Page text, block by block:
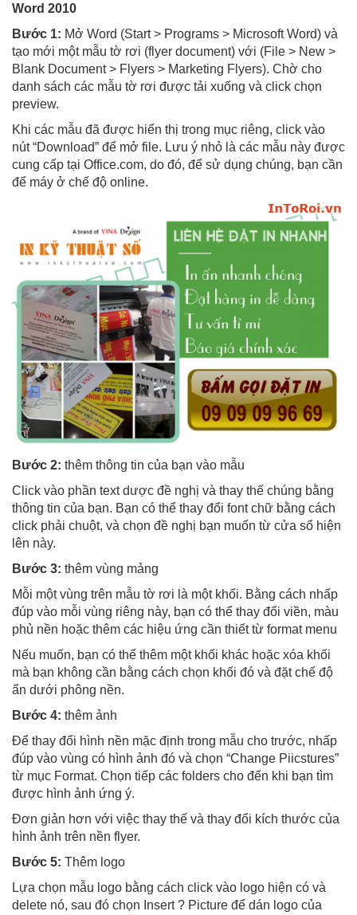
Word 2010
Bước 1: Mở Word (Start > Programs > Microsoft Word) và
tạo mới một mẫu tờ rơi (flyer document) với (File > New >
Blank Document > Flyers > Marketing Flyers). Chờ cho
danh sách các mẫu tờ rơi được tải xuống và click chọn
preview.
Khi các mẫu đã được hiển thị trong mục riêng, click vào
nút “Download” để mở file. Lưu ý nhỏ là các mẫu này được
cung cấp tại Office.com, do đó, để sử dụng chúng, bạn cần
để máy ở chế độ online.
Bước 2: thêm thông tin của bạn vào mẫu
Click vào phần text dược đề nghị và thay thế chúng bằng
thông tin của bạn. Bạn có thể thay đổi font chữ bằng cách
click phải chuột, và chọn đề nghị bạn muốn từ cửa sổ hiện
lên này.
Bước 3: thêm vùng mảng
Mỗi một vùng trên mẫu tờ rơi là một khối. Bằng cách nhấp
đúp vào mỗi vùng riêng này, bạn có thể thay đổi viền, màu
phủ nền hoặc thêm các hiệu ứng cần thiết từ format menu
Nếu muốn, bạn có thể thêm một khối khác hoặc xóa khối
mà bạn không cần bằng cách chọn khối đó và đặt chế độ
ẩn dưới phông nền.
Bước 4: thêm ảnh
Để thay đổi hình nền mặc định trong mẫu cho trước, nhấp
đúp vào vùng có hình ảnh đó và chọn “Change Piicstures”
từ mục Format. Chọn tiếp các folders cho đến khi bạn tìm
được hình ảnh ứng ý.
Đơn giản hơn với việc thay thế và thay đổi kích thước của
hình ảnh trên nền flyer.
Bước 5: Thêm logo
Lựa chọn mẫu logo bằng cách click vào logo hiện có và
delete nó, sau đó chọn Insert ? Picture để dán logo của